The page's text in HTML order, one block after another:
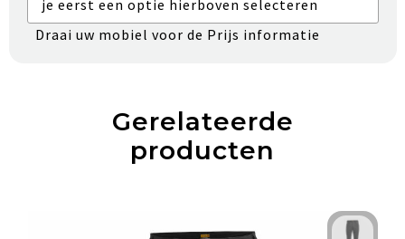
je eerst een optie hierboven selecteren
Draai uw mobiel voor de Prijs informatie
Gerelateerde
producten